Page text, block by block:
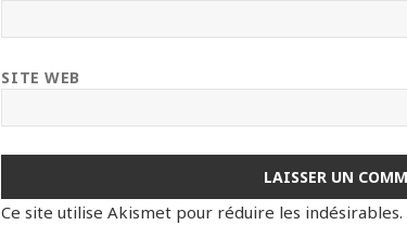
SITE WEB
Ce site utilise Akismet pour réduire les indésirables.